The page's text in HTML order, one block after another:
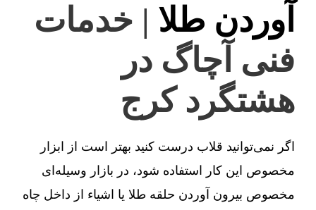
آوردن طلا | خدمات
فنی آچاگ در
هشتگرد کرج
اگر نمی‌توانید قلاب درست کنید بهتر است از ابزار
مخصوص این کار استفاده شود، در بازار وسیله‌ای
مخصوص بیرون آوردن حلقه طلا یا اشیاء از داخل چاه